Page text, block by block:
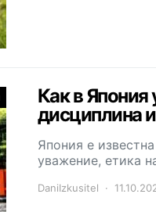
Как в Япония
дисциплина
Япония е
уважение, етика
DaniIzkusitel